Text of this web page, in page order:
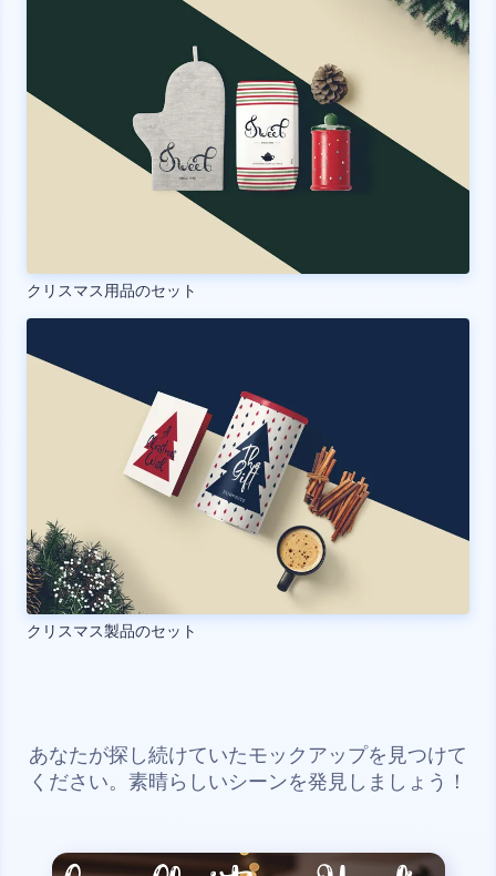
クリスマス用品のセット
クリスマス製品のセット
あなたが探し続けていたモックアップを見つけて
ください。素晴らしいシーンを発見しましょう！